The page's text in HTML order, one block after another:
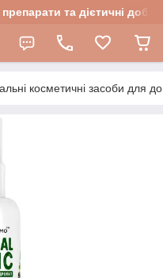
та дієтичні
косметичні засоби для